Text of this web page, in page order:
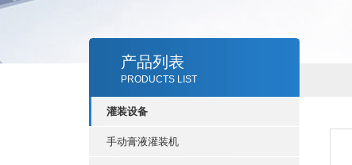
产品列表
PRODUCTS LIST
灌装设备
手动膏液灌装机